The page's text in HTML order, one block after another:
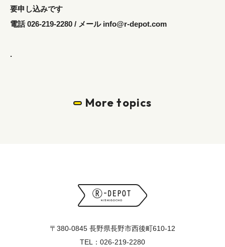
要申し込みです
電話 026-219-2280 / メール info@r-depot.com
.
More topics
〒380-0845 長野県長野市西後町610-12
TEL：026-219-2280